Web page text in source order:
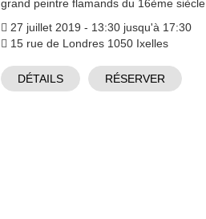
grand peintre flamands du 16ème siècle.
27 juillet 2019 - 13:30 jusqu'à 17:30
15 rue de Londres 1050 Ixelles
DÉTAILS RÉSERVER